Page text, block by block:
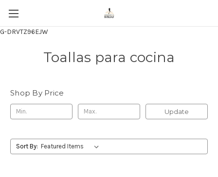
G-DRVTZ96EJW
Toallas para cocina
Shop By Price
Update
Sort By: